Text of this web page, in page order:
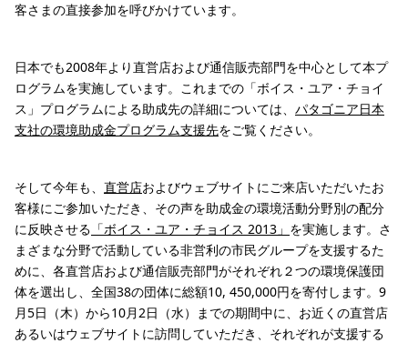
客さまの直接参加を呼びかけています。
日本でも2008年より直営店および通信販売部門を中心として本プ
ログラムを実施しています。これまでの「ボイス・ユア・チョイ
ス」プログラムによる助成先の詳細については、 パタゴニア日本
支社の環境助成金プログラム支援先をご覧ください。
そして今年も、 直営店およびウェブサイトにご来店いただいたお
客様にご参加いただき、その声を助成金の環境活動分野別の配分
に反映させる 「ボイス・ユア・チョイス 2013」 を実施します。さ
まざまな分野で活動している非営利の市民グループを支援するた
めに、各直営店および通信販売部門がそれぞれ２つの環境保護団
体を選出し、全国38の団体に総額10, 450,000円を寄付します。9
月5日（木）から10月2日（水）までの期間中に、お近くの直営店
あるいはウェブサイトに訪問していただき、それぞれが支援する